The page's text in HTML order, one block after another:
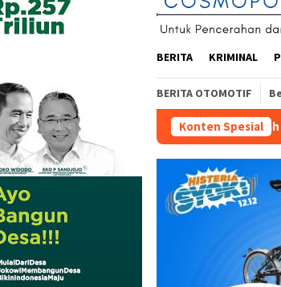
BERITA KRIMINAL
BERITA OTOMOTIF
Konten Spesial
Rumah Tangga”, Angkat Realita Anak